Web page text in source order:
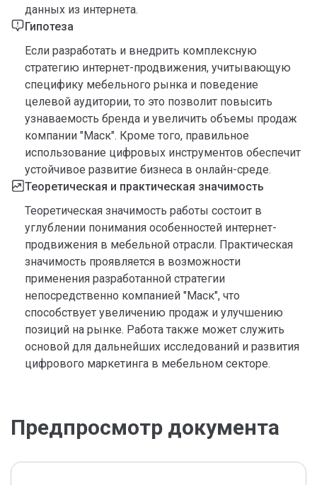
данных из интернета.
Гипотеза
Если разработать и внедрить комплексную
стратегию интернет-продвижения, учитывающую
специфику мебельного рынка и поведение
целевой аудитории, то это позволит повысить
узнаваемость бренда и увеличить объемы продаж
компании "Маск". Кроме того, правильное
использование цифровых инструментов обеспечит
устойчивое развитие бизнеса в онлайн-среде.
Теоретическая и практическая значимость
Теоретическая значимость работы состоит в
углублении понимания особенностей интернет-
продвижения в мебельной отрасли. Практическая
значимость проявляется в возможности
применения разработанной стратегии
непосредственно компанией "Маск", что
способствует увеличению продаж и улучшению
позиций на рынке. Работа также может служить
основой для дальнейших исследований и развития
цифрового маркетинга в мебельном секторе.
Предпросмотр документа